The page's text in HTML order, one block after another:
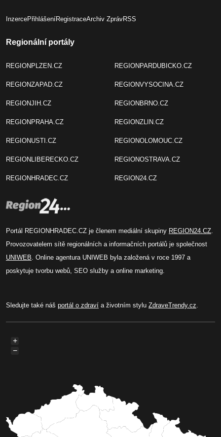
InzercePřihlášeníRegistraceArchiv ZprávRSS
Regionální portály
REGIONPLZEN.CZ
REGIONZAPAD.CZ
REGIONJIH.CZ
REGIONPRAHA.CZ
REGIONUSTI.CZ
REGIONLIBERECKO.CZ
REGIONHRADEC.CZ
REGIONPARDUBICKO.CZ
REGIONVYSOCINA.CZ
REGIONBRNO.CZ
REGIONZLIN.CZ
REGIONOLOMOUC.CZ
REGIONOSTRAVA.CZ
REGION24.CZ
Portál REGIONHRADEC.CZ je členem mediální skupiny REGION24.CZ
Provozovatelem sítě regionálních a informačních portálů je společnost
UNIWEB . Online agentura UNIWEB byla založená v roce 1997 a
poskytuje tvorbu webů, SEO služby a online marketing.
Sledujte také náš portál o zdraví a životním stylu ZdraveTrendy.cz
+
−